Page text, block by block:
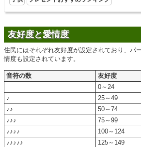
友好度と愛情度
住民にはそれぞれ友好度が設定されており、パ
情度も設定されています。
音符の数
友好度
0～24
♪
25～49
♪♪
50～74
♪♪♪
75～99
♪♪♪♪
100～124
♪♪♪♪♪
125～149